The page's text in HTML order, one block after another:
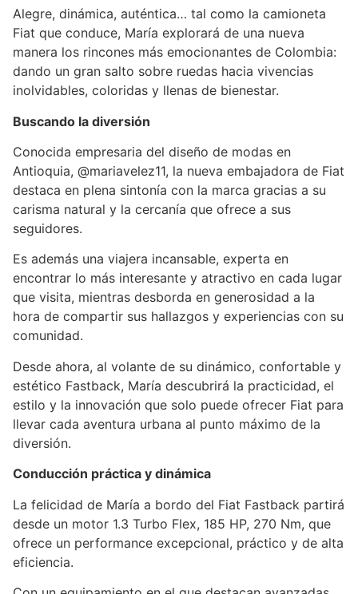
Alegre, dinámica, auténtica… tal como la camioneta
Fiat que conduce, María explorará de una nueva
manera los rincones más emocionantes de Colombia:
dando un gran salto sobre ruedas hacia vivencias
inolvidables, coloridas y llenas de bienestar.
Buscando la diversión
Conocida empresaria del diseño de modas en
Antioquia, @mariavelez11, la nueva embajadora de Fiat
destaca en plena sintonía con la marca gracias a su
carisma natural y la cercanía que ofrece a sus
seguidores.
Es además una viajera incansable, experta en
encontrar lo más interesante y atractivo en cada lugar
que visita, mientras desborda en generosidad a la
hora de compartir sus hallazgos y experiencias con su
comunidad.
Desde ahora, al volante de su dinámico, confortable y
estético Fastback, María descubrirá la practicidad, el
estilo y la innovación que solo puede ofrecer Fiat para
llevar cada aventura urbana al punto máximo de la
diversión.
Conducción práctica y dinámica
La felicidad de María a bordo del Fiat Fastback partirá
desde un motor 1.3 Turbo Flex, 185 HP, 270 Nm, que
ofrece un performance excepcional, práctico y de alta
eficiencia.